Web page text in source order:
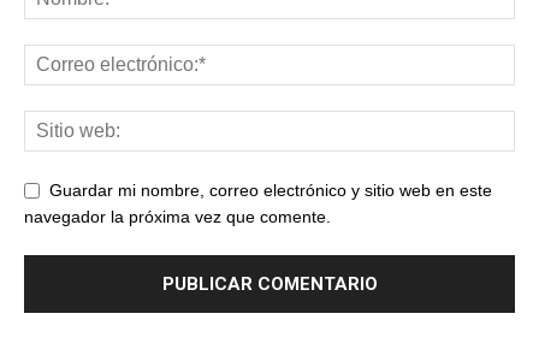
Guardar mi nombre, correo electrónico y sitio web en este
navegador la próxima vez que comente.